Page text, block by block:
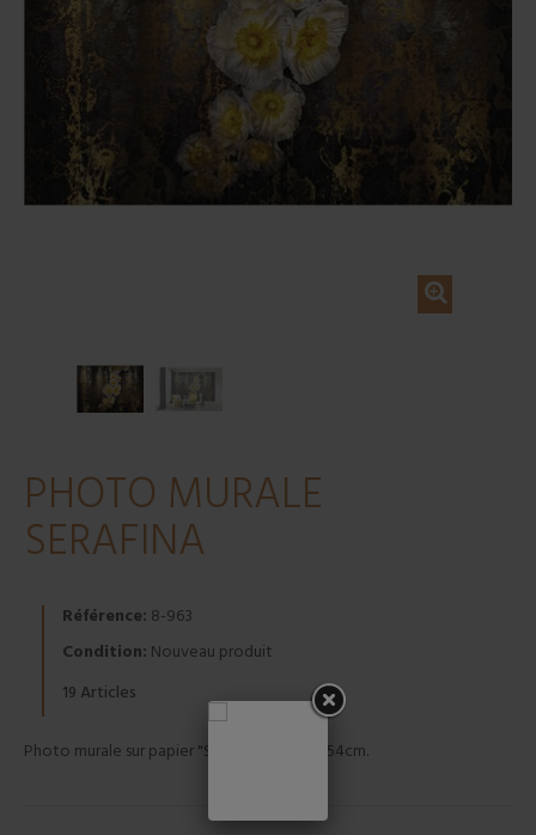
PHOTO MURALE
SERAFINA
Référence: 8-963
Condition: Nouveau produit
19 Articles
Photo murale sur papier "SERAFINA" 368x254cm.